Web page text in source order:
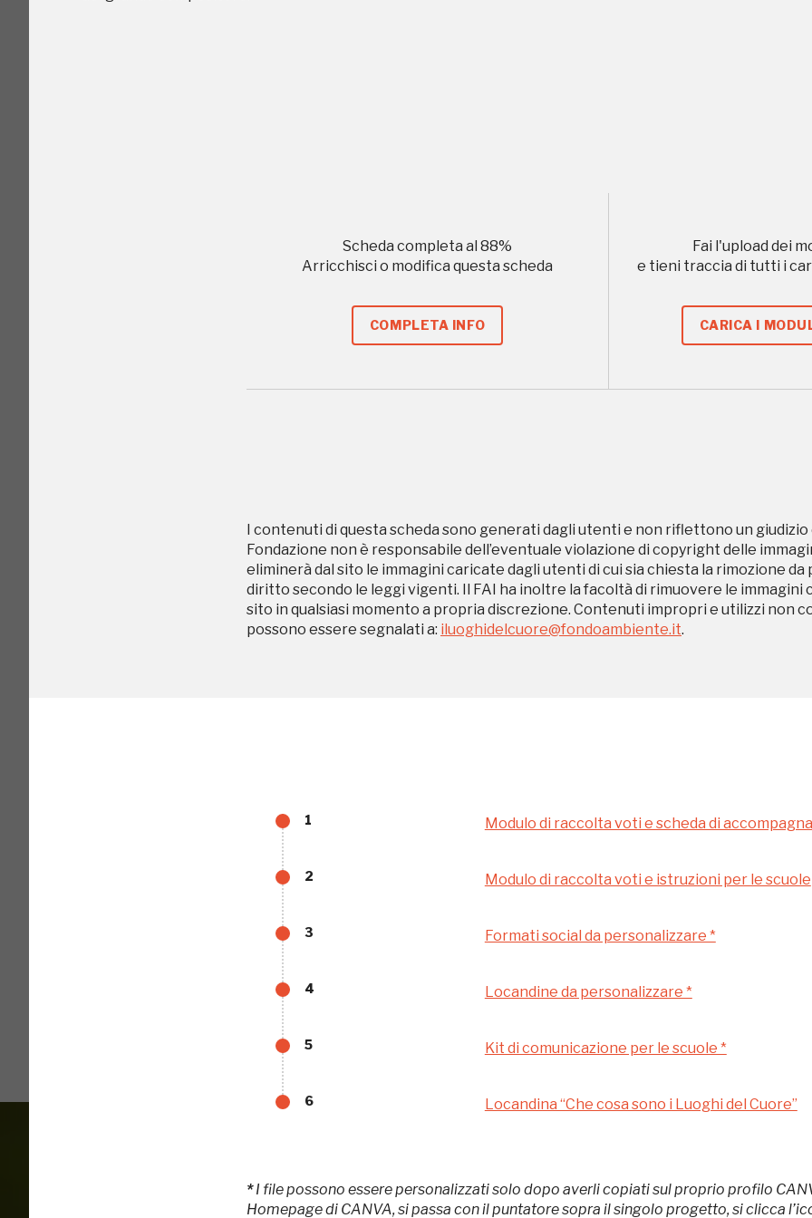
Scheda completa al 88%
Arricchisci o modifica questa scheda
COMPLETA INFO
Fai l'upload dei
e tieni traccia di tutti i
CARICA I
I contenuti di questa scheda sono generati dagli utenti e non riflettono un giudizio
Fondazione non è responsabile dell’eventuale violazione di copyright delle
eliminerà dal sito le immagini caricate dagli utenti di cui sia chiesta la rimozione
diritto secondo le leggi vigenti. Il FAI ha inoltre la facoltà di rimuovere le immagini
sito in qualsiasi momento a propria discrezione. Contenuti impropri e utilizzi non
possono essere segnalati a: iluoghidelcuore@fondoambiente.it.
1 Modulo di raccolta voti e scheda di
2 Modulo di raccolta voti e istruzioni per le scuole
3 Formati social da personalizzare *
4 Locandine da personalizzare *
5 Kit di comunicazione per le scuole *
6 Locandina “Che cosa sono i Luoghi del Cuore”
*I file possono essere personalizzati solo dopo averli copiati sul proprio profilo
Homepage di CANVA, si passa con il puntatore sopra il singolo progetto, si clicca
I Luoghi del Cuore
Storico campagne in questo
2020, 2022
Convenzioni in questo luogo
MUSEO DONIZETTIANO -
MUSEO DONIZETTIANO